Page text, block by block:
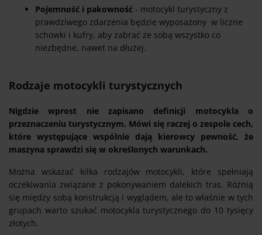
Pojemność i pakowność - motocykl turystyczny z
prawdziwego zdarzenia będzie wyposażony w liczne
schowki i kufry, aby zabrać ze sobą wszystko co
niezbędne, nawet na dłużej.
Rodzaje motocykli turystycznych
Nigdzie wprost nie zapisano definicji motocykla o
przeznaczeniu turystycznym. Mówi się raczej o zespole cech,
które występujące wspólnie dają kierowcy pewność, że
maszyna sprawdzi się w określonych warunkach.
Można wskazać kilka rodzajów motocykli, które spełniają
oczekiwania związane z pokonywaniem dalekich tras. Różnią
się między sobą konstrukcją i wyglądem, ale to właśnie w tych
grupach warto szukać motocykla turystycznego do 10 tysięcy
złotych.